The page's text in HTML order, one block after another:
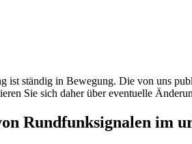
ist ständig in Bewegung. Die von uns
Sie sich daher über eventuelle
Rundfunksignalen im